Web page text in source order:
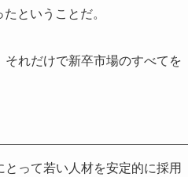
ということだ。
れだけで新卒市場のすべてを
って若い人材を安定的に採用